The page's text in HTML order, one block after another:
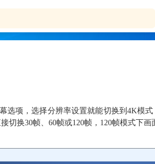
项，选择分辨率设置就能切换到4K模
换30帧、60帧或120帧，120帧模式下画